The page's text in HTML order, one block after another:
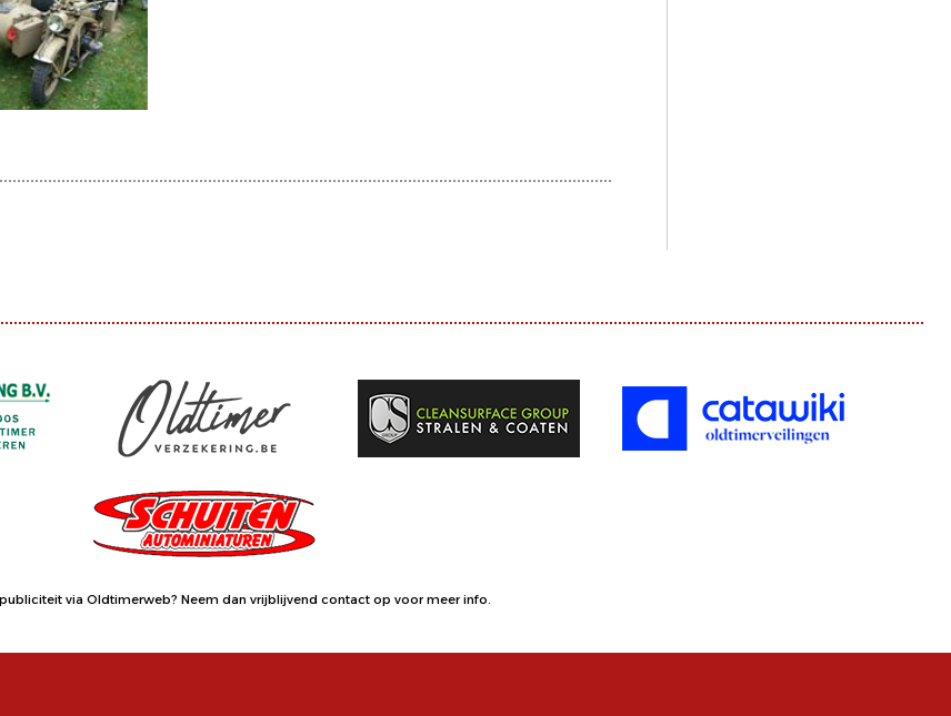
via Oldtimerweb? Neem dan vrijblijvend contact op voor meer info.